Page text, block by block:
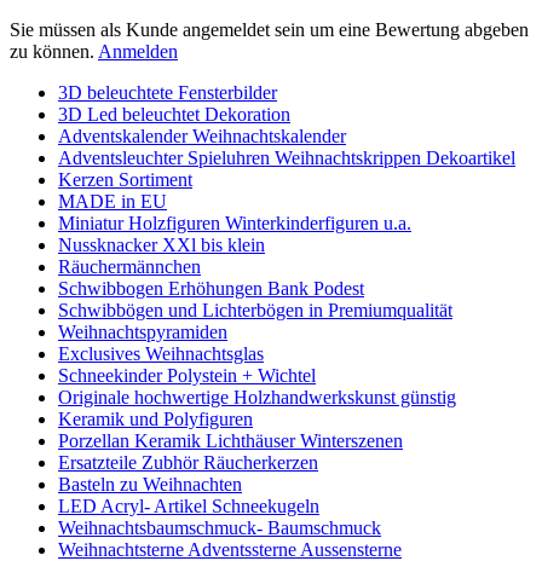
Sie müssen als Kunde angemeldet sein um eine Bewertung abgeben
zu können. Anmelden
3D beleuchtete Fensterbilder
3D Led beleuchtet Dekoration
Adventskalender Weihnachtskalender
Adventsleuchter Spieluhren Weihnachtskrippen Dekoartikel
Kerzen Sortiment
MADE in EU
Miniatur Holzfiguren Winterkinderfiguren u.a.
Nussknacker XXl bis klein
Räuchermännchen
Schwibbogen Erhöhungen Bank Podest
Schwibbögen und Lichterbögen in Premiumqualität
Weihnachtspyramiden
Exclusives Weihnachtsglas
Schneekinder Polystein + Wichtel
Originale hochwertige Holzhandwerkskunst günstig
Keramik und Polyfiguren
Porzellan Keramik Lichthäuser Winterszenen
Ersatzteile Zubhör Räucherkerzen
Basteln zu Weihnachten
LED Acryl- Artikel Schneekugeln
Weihnachtsbaumschmuck- Baumschmuck
Weihnachtsterne Adventssterne Aussensterne